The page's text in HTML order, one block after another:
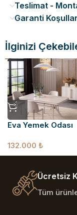
Teslimat -
Garanti
İlginizi
Eva Yemek Odası
132.000 ₺
Ücretsiz
Tüm